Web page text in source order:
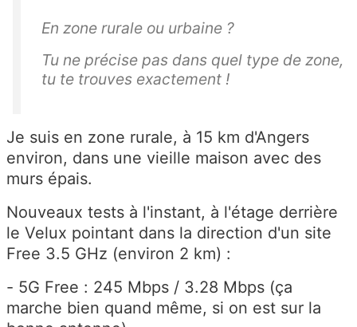
En zone rurale ou urbaine ?
Tu ne précise pas dans quel type de zone,
tu te trouves exactement !
Je suis en zone rurale, à 15 km d'Angers
environ, dans une vieille maison avec des
murs épais.
Nouveaux tests à l'instant, à l'étage derrière
le Velux pointant dans la direction d'un site
Free 3.5 GHz (environ 2 km) :
- 5G Free : 245 Mbps / 3.28 Mbps (ça
marche bien quand même, si on est sur la